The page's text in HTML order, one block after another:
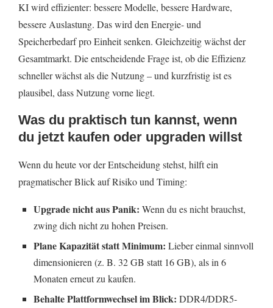
KI wird effizienter: bessere Modelle, bessere Hardware,
bessere Auslastung. Das wird den Energie- und
Speicherbedarf pro Einheit senken. Gleichzeitig wächst der
Gesamtmarkt. Die entscheidende Frage ist, ob die Effizienz
schneller wächst als die Nutzung – und kurzfristig ist es
plausibel, dass Nutzung vorne liegt.
Was du praktisch tun kannst, wenn
du jetzt kaufen oder upgraden willst
Wenn du heute vor der Entscheidung stehst, hilft ein
pragmatischer Blick auf Risiko und Timing:
Upgrade nicht aus Panik: Wenn du es nicht brauchst,
zwing dich nicht zu hohen Preisen.
Plane Kapazität statt Minimum: Lieber einmal sinnvoll
dimensionieren (z. B. 32 GB statt 16 GB), als in 6
Monaten erneut zu kaufen.
Behalte Plattformwechsel im Blick: DDR4/DDR5-